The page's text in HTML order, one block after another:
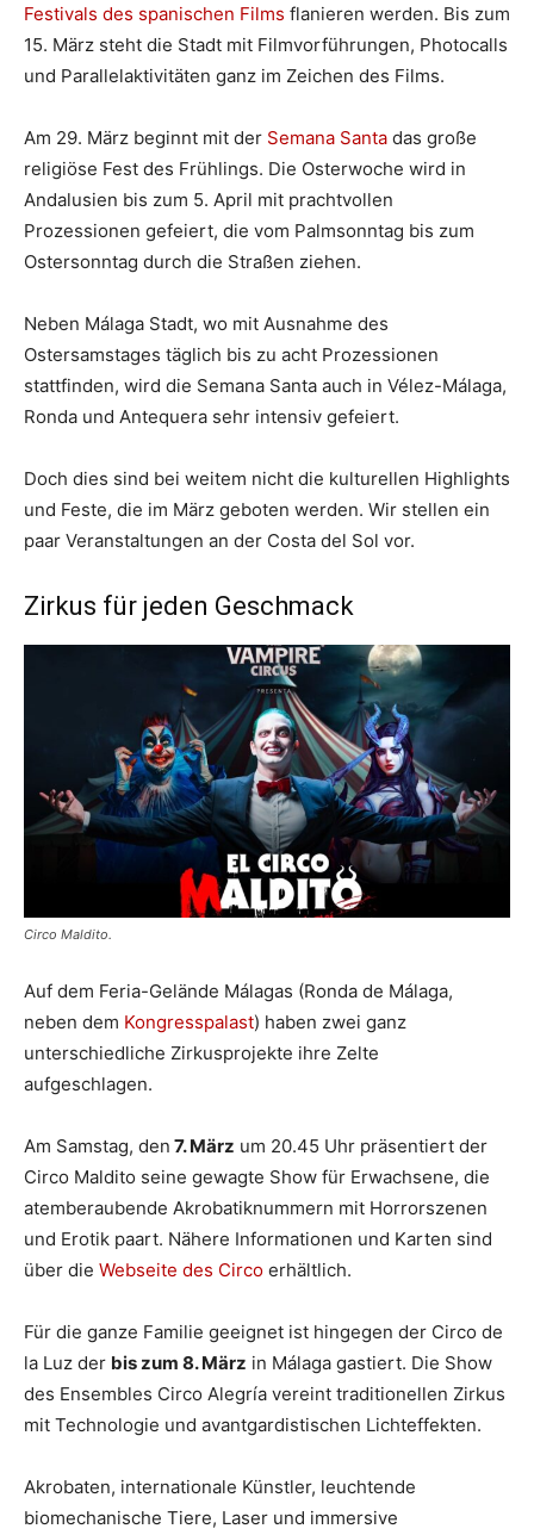
Festivals des spanischen Films flanieren werden. Bis zum
15. März steht die Stadt mit Filmvorführungen, Photocalls
und Parallelaktivitäten ganz im Zeichen des Films.
Am 29. März beginnt mit der Semana Santa das große
religiöse Fest des Frühlings. Die Osterwoche wird in
Andalusien bis zum 5. April mit prachtvollen
Prozessionen gefeiert, die vom Palmsonntag bis zum
Ostersonntag durch die Straßen ziehen.
Neben Málaga Stadt, wo mit Ausnahme des
Ostersamstages täglich bis zu acht Prozessionen
stattfinden, wird die Semana Santa auch in Vélez-Málaga,
Ronda und Antequera sehr intensiv gefeiert.
Doch dies sind bei weitem nicht die kulturellen Highlights
und Feste, die im März geboten werden. Wir stellen ein
paar Veranstaltungen an der Costa del Sol vor.
Zirkus für jeden Geschmack
Circo Maldito.
Auf dem Feria-Gelände Málagas (Ronda de Málaga,
neben dem Kongresspalast) haben zwei ganz
unterschiedliche Zirkusprojekte ihre Zelte
aufgeschlagen.
Am Samstag, den 7. März um 20.45 Uhr präsentiert der
Circo Maldito seine gewagte Show für Erwachsene, die
atemberaubende Akrobatiknummern mit Horrorszenen
und Erotik paart. Nähere Informationen und Karten sind
über die Webseite des Circo erhältlich.
Für die ganze Familie geeignet ist hingegen der Circo de
la Luz der bis zum 8. März in Málaga gastiert. Die Show
des Ensembles Circo Alegría vereint traditionellen Zirkus
mit Technologie und avantgardistischen Lichteffekten.
Akrobaten, internationale Künstler, leuchtende
biomechanische Tiere, Laser und immersive